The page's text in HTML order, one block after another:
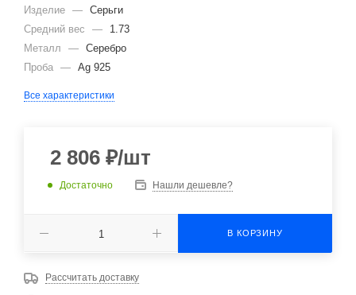
Изделие — Серьги
Средний вес
—
1.73
Металл
— Серебро
Проба — Ag 925
Все характеристики
2 806 ₽/шт
Достаточно Нашли дешевле?
В КОРЗИНУ
Рассчитать доставку